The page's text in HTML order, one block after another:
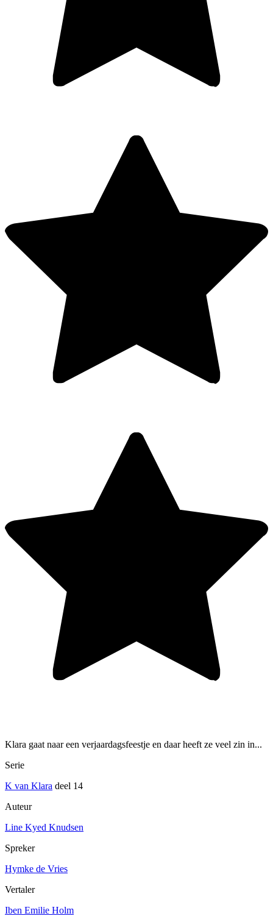
Klara gaat naar een verjaardagsfeestje en daar heeft ze veel zin in...
Serie
K van Klara deel 14
Auteur
Line Kyed Knudsen
Spreker
Hymke de Vries
Vertaler
Iben Emilie Holm